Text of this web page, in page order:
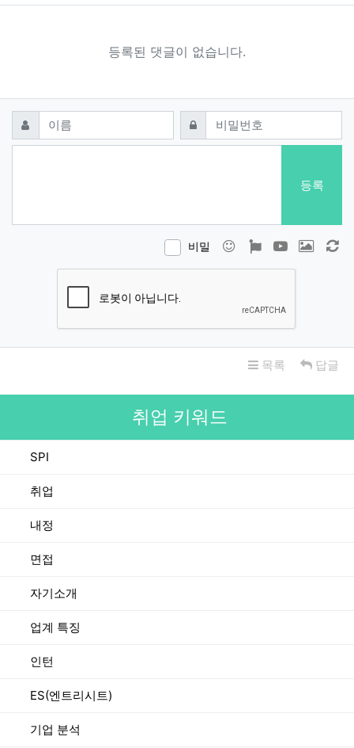
등록된 댓글이 없습니다.
댓글쓰기
이름 필수 비밀번호필수
등록
비밀 이모티콘폰트어썸
동영상 이미지
목록 답글
취업 키워드
SPI
취업
내정
면접
자기소개
업계 특징
인턴
ES(엔트리시트)
기업 분석